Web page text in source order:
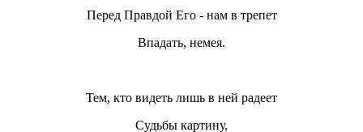
Перед Правдой Его - нам в трепет
Впадать, немея.
Тем, кто видеть лишь в ней радеет
Судьбы картину,